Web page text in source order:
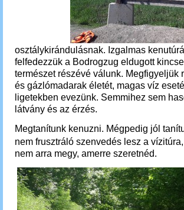
osztálykirándulásnak. Izgalmas
felfedezzük a Bodrogzug eldugott
természet részévé válunk. Megfigyeljük
és gázlómadarak életét, magas víz
ligetekben evezünk. Semmihez sem
látvány és az érzés.
Megtanítunk kenuzni. Mégpedig jól
nem frusztráló szenvedés lesz a
nem arra megy, amerre szeretnéd.